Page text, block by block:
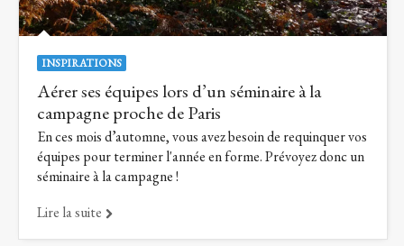
INSPIRATIONS
Aérer ses équipes lors d’un séminaire à la
campagne proche de Paris
En ces mois d’automne, vous avez besoin de requinquer vos
équipes pour terminer l'année en forme. Prévoyez donc un
séminaire à la campagne !
Lire la suite